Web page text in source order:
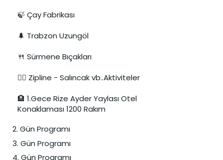
🍃 Çay Fabrikası
🌲 Trabzon Uzungöl
🍴 Sürmene Bıçakları
🚣‍♀️ Zipline - Salıncak vb..Aktiviteler
🏨 1.Gece Rize Ayder Yaylası Otel
Konaklaması 1200 Rakım
2. Gün Programı
3. Gün Programı
4. Gün Programı